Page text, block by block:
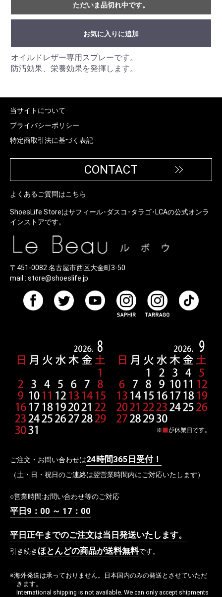
ただいま品切れ中です。
お気に入りに追加
オイルドレザー専用スプレーです。
防汚効果、栄養効果を発揮します。
当サイトについて
プライバシーポリシー
特定商取引法に基づく表記
CONTACT
よくあるご質問はこちら
ShoesLife Storeはサフィール･ダスコ･タラゴ･LCAの公式オンラ
インストアです。
〒451-0082 名古屋市西区大金町3-50
mail : store@shoeslife.jp
ご注文・お問い合わせは24時間365日受付！
（土・日・祝日のご連絡は翌営業時間内にご対応いたします）
○営業時間:お問い合わせ等のご対応
平日9：00 ～ 17：00
平日正午までのご注文は当日発送いたします。
引き続き ほとんどの商品が送料無料です。
※海外発送は承っておりません。日本国内のみの発送とさせていただ
きます。
International shipping is not available. We can only accept shipments